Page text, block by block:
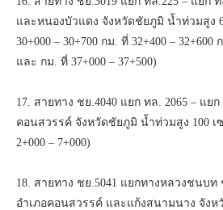
และหนองบัวแดง จังหวัดชัยภูมิ น้ำท่วมสูง
30+000 – 30+700 กม. ที่ 32+400 – 32+600
และ กม. ที่ 37+000 – 37+500)
17. สายทาง ชย.4040 แยก ทล. 2065 – แยก
คอนสวรรค์ จังหวัดชัยภูมิ น้ำท่วมสูง 100 เ
2+000 – 7+000)
18. สายทาง ชย.5041 แยกทางหลวงชนบท
อำเภอคอนสวรรค์ และแก้งสนามนาง จัง